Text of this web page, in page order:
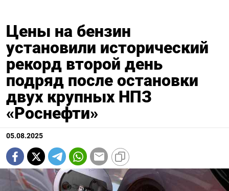
Цены на бензин
установили исторический
рекорд второй день
подряд после остановки
двух крупных НПЗ
«Роснефти»
05.08.2025